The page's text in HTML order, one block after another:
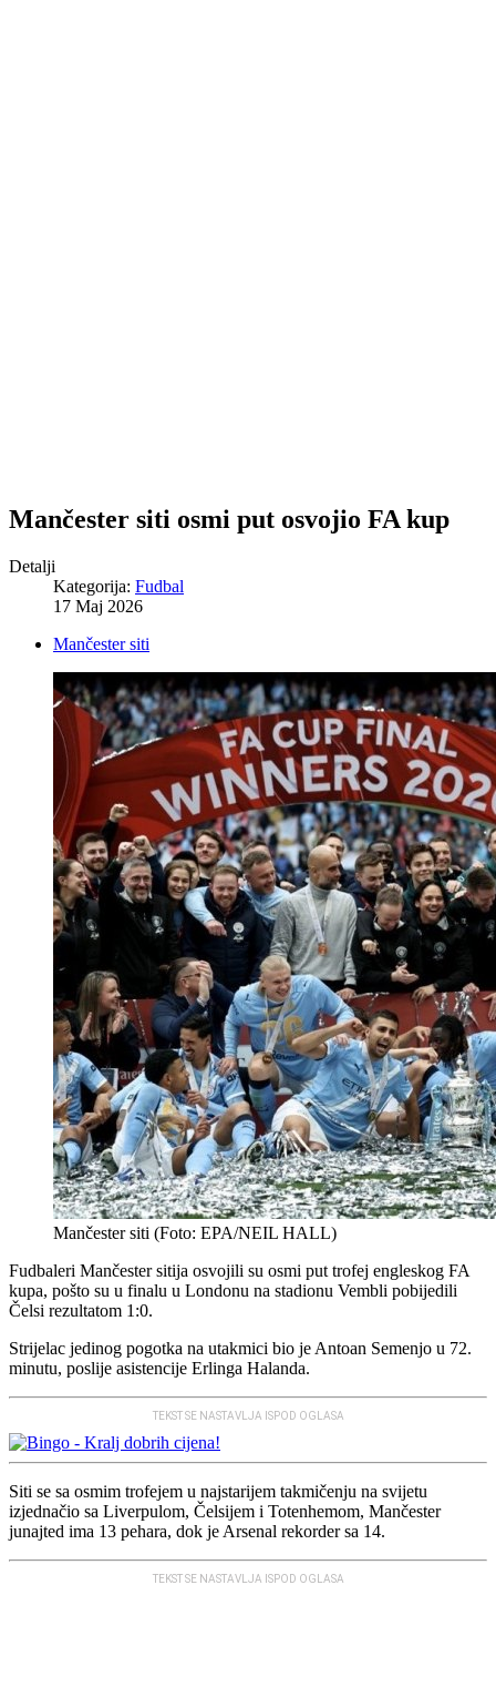
Mančester siti osmi put osvojio FA kup
Detalji
Kategorija: Fudbal
17 Maj 2026
Mančester siti
Mančester siti (Foto: EPA/NEIL HALL)
Fudbaleri Mančester sitija osvojili su osmi put trofej engleskog FA
kupa, pošto su u finalu u Londonu na stadionu Vembli pobijedili
Čelsi rezultatom 1:0.
Strijelac jedinog pogotka na utakmici bio je Antoan Semenjo u 72.
minutu, poslije asistencije Erlinga Halanda.
TEKST SE NASTAVLJA ISPOD OGLASA
Siti se sa osmim trofejem u najstarijem takmičenju na svijetu
izjednačio sa Liverpulom, Čelsijem i Totenhemom, Mančester
junajted ima 13 pehara, dok je Arsenal rekorder sa 14.
TEKST SE NASTAVLJA ISPOD OGLASA